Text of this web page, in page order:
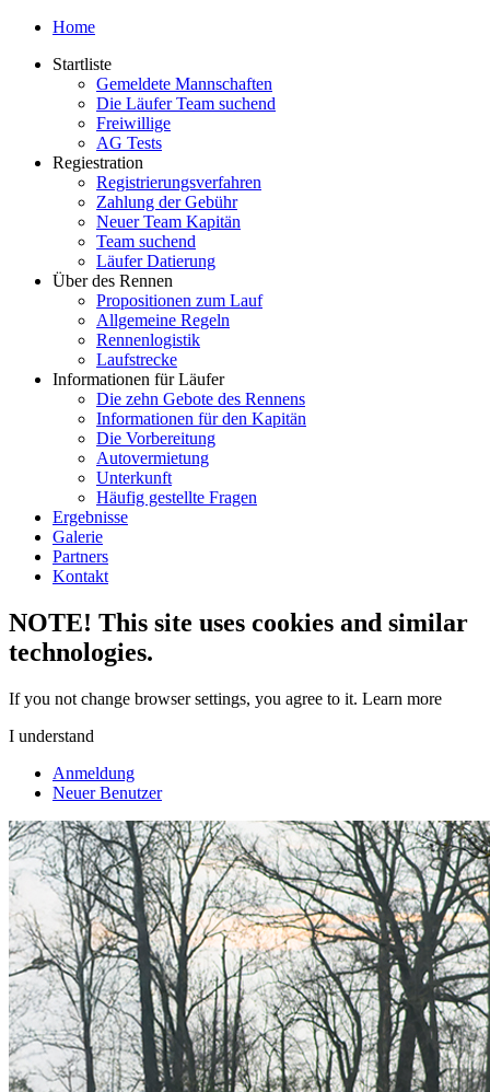
Home
Startliste
Gemeldete Mannschaften
Die Läufer Team suchend
Freiwillige
AG Tests
Regiestration
Registrierungsverfahren
Zahlung der Gebühr
Neuer Team Kapitän
Team suchend
Läufer Datierung
Über des Rennen
Propositionen zum Lauf
Allgemeine Regeln
Rennenlogistik
Laufstrecke
Informationen für Läufer
Die zehn Gebote des Rennens
Informationen für den Kapitän
Die Vorbereitung
Autovermietung
Unterkunft
Häufig gestellte Fragen
Ergebnisse
Galerie
Partners
Kontakt
NOTE! This site uses cookies and similar
technologies.
If you not change browser settings, you agree to it. Learn more
I understand
Anmeldung
Neuer Benutzer